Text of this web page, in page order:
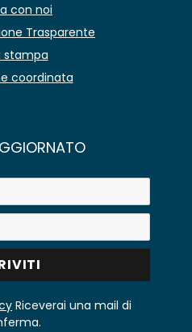
con noi
Trasparente
stampa
coordinata
Riceverai una mail di